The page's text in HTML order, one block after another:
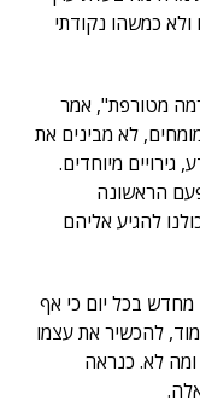
ולא כמשהו נקודתי
מטורפת", אמר
לא מבינים את
מיוחדים.
הראשונה
להגיע אליהם
בכל יום כי אף
להכשיר את עצמו
ומה לא. כנראה